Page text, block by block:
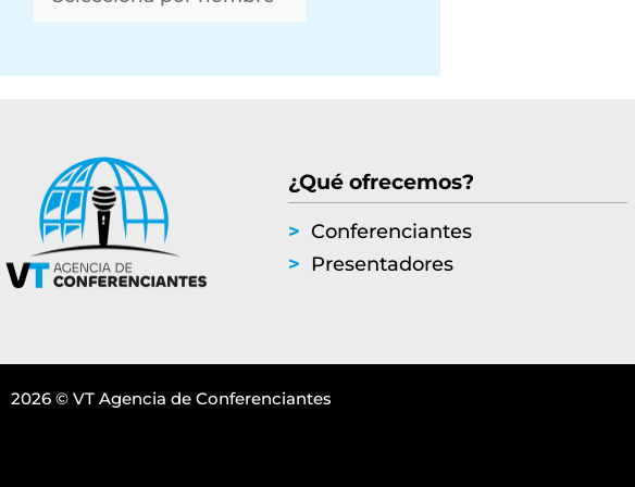
¿Qué ofrecemos?
> Conferenciantes
> Presentadores
2026 © VT Agencia de Conferenciantes